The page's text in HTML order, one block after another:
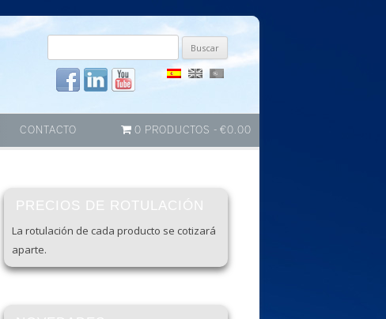
Buscar
CONTACTO 0 PRODUCTOS €0.00
PRECIOS DE ROTULACIÓN
La rotulación de cada producto se cotizará
aparte.